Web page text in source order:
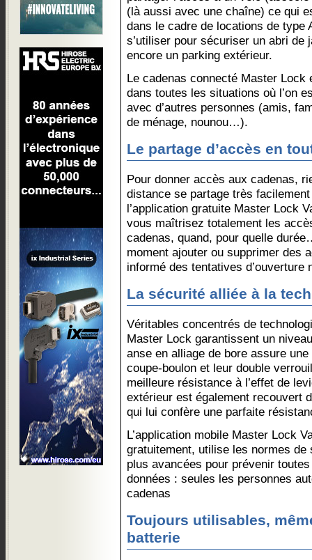
(là aussi avec une chaîne) ce qui
dans le cadre de locations de type
s’utiliser pour sécuriser un abri de
encore un parking extérieur.
Le cadenas connecté Master Lock
dans toutes les situations où l’on
avec d’autres personnes (amis,
de ménage, nounou…).
Le partage d’accès en
Pour donner accès aux cadenas,
distance se partage très
l’application gratuite Master Lock
vous maîtrisez totalement les
cadenas, quand, pour quelle
moment ajouter ou supprimer des
informé des tentatives d’ouverture
La sécurité alliée à la
Véritables concentrés de
Master Lock garantissent un
anse en alliage de bore assure
coupe-boulon et leur double
meilleure résistance à l’effet de
extérieur est également recouvert
qui lui confère une parfaite
L’application mobile Master Lock
gratuitement, utilise les normes
plus avancées pour prévenir
données : seules les personnes
cadenas
Toujours utilisables,
batterie